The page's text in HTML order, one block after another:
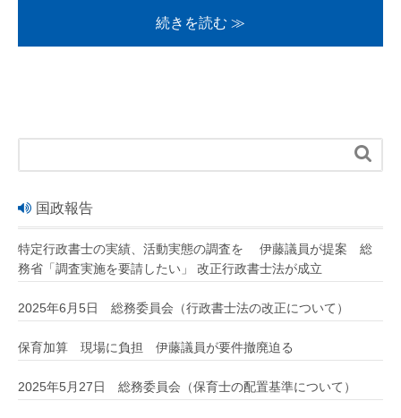
続きを読む ≫

国政報告
特定行政書士の実績、活動実態の調査を 伊藤議員が提案 総
務省「調査実施を要請したい」 改正行政書士法が成立
2025年6月5日 総務委員会（行政書士法の改正について）
保育加算 現場に負担 伊藤議員が要件撤廃迫る
2025年5月27日 総務委員会（保育士の配置基準について）